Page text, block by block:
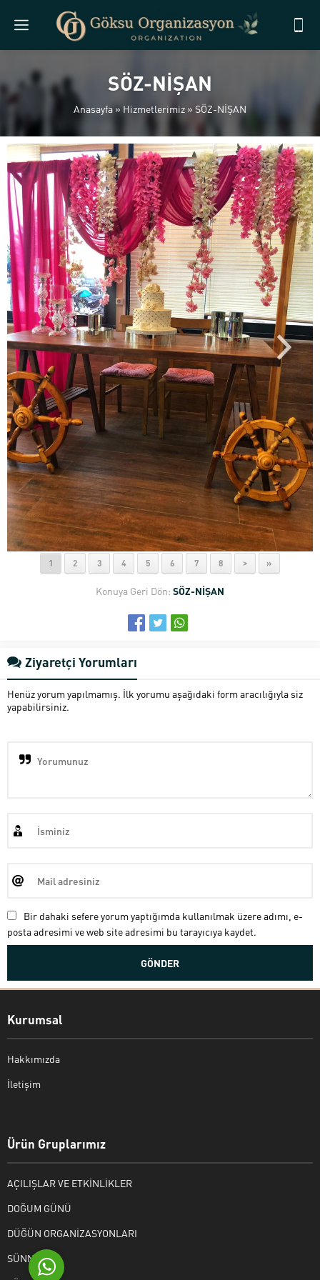
SÖZ-NİŞAN
Anasayfa »Hizmetlerimiz » SÖZ-NİŞAN
1 2 3 4 5 6 7 8 > »
Konuya Geri Dön: SÖZ-NİŞAN
Ziyaretçi Yorumları
Henüz yorum yapılmamış. İlk yorumu aşağıdaki form aracılığıyla siz
yapabilirsiniz.
Bir dahaki sefere yorum yaptığımda kullanılmak üzere adımı, e-
posta adresimi ve web site adresimi bu tarayıcıya kaydet.
Kurumsal
Hakkımızda
İletişim
Ürün Gruplarımız
AÇILIŞLAR VE ETKİNLİKLER
DOĞUM GÜNÜ
DÜĞÜN ORGANİZASYONLARI
SÜNNET